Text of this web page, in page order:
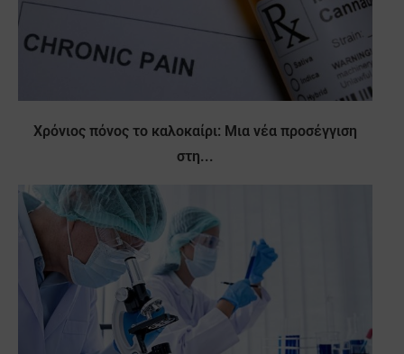
Χρόνιος πόνος το καλοκαίρι: Μια νέα προσέγγιση
στη...